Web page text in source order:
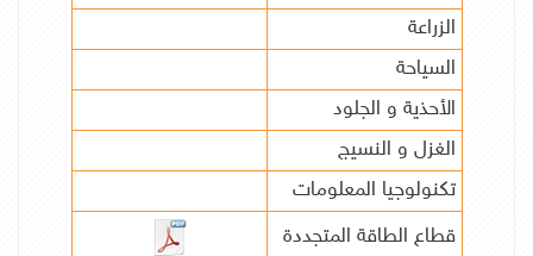
الزراعة
السياحة
الأحذية و الجلود
الغزل و النسيج
تكنولوجيا المعلومات
قطاع الطاقة المتجددة